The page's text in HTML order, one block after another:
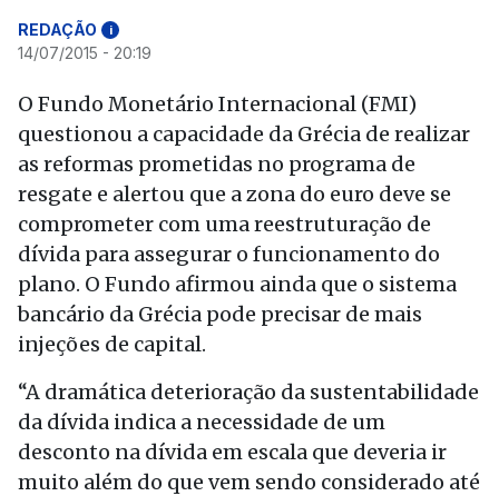
REDAÇÃO i
14/07/2015 - 20:19
O Fundo Monetário Internacional (FMI)
questionou a capacidade da Grécia de realizar
as reformas prometidas no programa de
resgate e alertou que a zona do euro deve se
comprometer com uma reestruturação de
dívida para assegurar o funcionamento do
plano. O Fundo afirmou ainda que o sistema
bancário da Grécia pode precisar de mais
injeções de capital.
“A dramática deterioração da sustentabilidade
da dívida indica a necessidade de um
desconto na dívida em escala que deveria ir
muito além do que vem sendo considerado até